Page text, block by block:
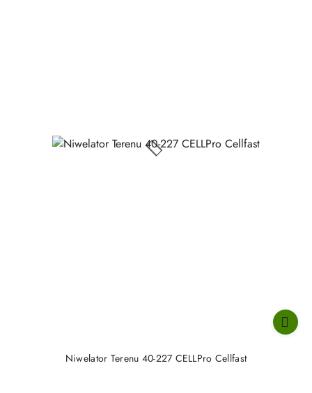
Niwelator Terenu 40-227 CELLPro Cellfast